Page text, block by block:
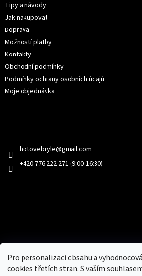
Pro personalizaci obsahu a
cookies třetích stran. S vaším
Tipy a návody
Jak nakupovat
Doprava
Možností platby
Kontakty
Obchodní podmínky
Podmínky ochrany osobních údajů
Moje objednávka
hotovebryle@gmail.com
+420 776 222 271 (9:00-16:30)